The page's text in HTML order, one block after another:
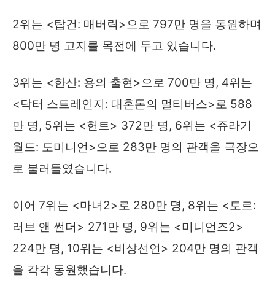
2위는 <탑건: 매버릭>으로 797만 명을 동원하며
800만 명 고지를 목전에 두고 있습니다.
3위는 <한산: 용의 출현>으로 700만 명, 4위는
<닥터 스트레인지: 대혼돈의 멀티버스>로 588
만 명, 5위는 <헌트> 372만 명, 6위는 <쥬라기
월드: 도미니언>으로 283만 명의 관객을 극장으
로 불러들였습니다.
이어 7위는 <마녀2>로 280만 명, 8위는 <토르:
러브 앤 썬더> 271만 명, 9위는 <미니언즈2>
224만 명, 10위는 <비상선언> 204만 명의 관객
을 각각 동원했습니다.